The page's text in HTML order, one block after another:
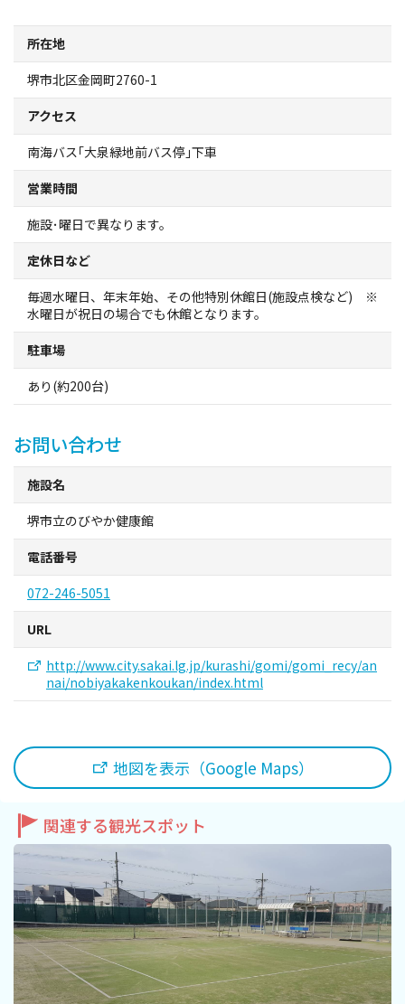
ようこそ堺へ！
地図から探す
スポット検索
観光案内所
観光パンフレット
堺おもてなしチケット
お役立ち情報紹介
堺観光タクシー
堺観光コンベンション協会について
協会について
協会からのお知らせ
旅行業約款及びご旅行条件書について
リンク集
所在地
堺市北区金岡町2760-1
アクセス
南海バス｢大泉緑地前バス停｣下車
営業時間
施設･曜日で異なります。
定休日など
毎週水曜日、年末年始、その他特別休館日(施設点検など) ※
水曜日が祝日の場合でも休館となります。
駐車場
あり(約200台)
お問い合わせ
施設名
堺市立のびやか健康館
電話番号
072-246-5051
URL
http://www.city.sakai.lg.jp/kurashi/gomi/gomi_recy/an
nai/nobiyakakenkoukan/index.html
地図を表示（Google Maps）
関連する観光スポット